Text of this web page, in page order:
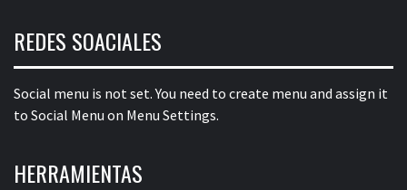
REDES SOACIALES
Social menu is not set. You need to create menu and assign it
to Social Menu on Menu Settings.
HERRAMIENTAS